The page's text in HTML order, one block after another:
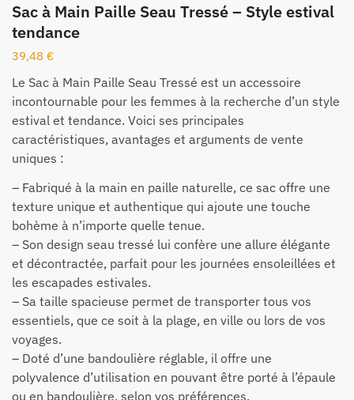
Sac à Main Paille Seau Tressé – Style estival
tendance
39,48 €
Le Sac à Main Paille Seau Tressé est un accessoire
incontournable pour les femmes à la recherche d’un style
estival et tendance. Voici ses principales
caractéristiques, avantages et arguments de vente
uniques :
– Fabriqué à la main en paille naturelle, ce sac offre une
texture unique et authentique qui ajoute une touche
bohème à n’importe quelle tenue.
– Son design seau tressé lui confère une allure élégante
et décontractée, parfait pour les journées ensoleillées et
les escapades estivales.
– Sa taille spacieuse permet de transporter tous vos
essentiels, que ce soit à la plage, en ville ou lors de vos
voyages.
– Doté d’une bandoulière réglable, il offre une
polyvalence d’utilisation en pouvant être porté à l’épaule
ou en bandoulière, selon vos préférences.